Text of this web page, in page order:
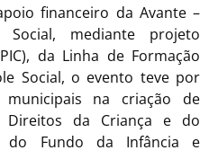
financeiro da Avante –
Social, mediante projeto
da Linha de Formação
Social, o evento teve por
na criação de
Direitos da Criança e do
do Fundo da Infância e